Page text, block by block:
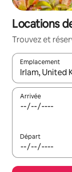
Locations
Trouvez et
Emplacement
Quand les
Arrivée
Départ